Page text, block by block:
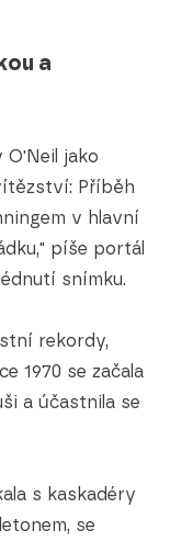
a
O'Neil jako
Příběh
v hlavní
píše portál
snímku.
rekordy,
1970 se začala
a účastnila se
s kaskadéry
se